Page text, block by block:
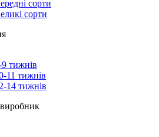
сорти
сорти
тижнів
11 тижнів
14 тижнів